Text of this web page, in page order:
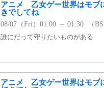
アニメ 乙女ゲー世界はモ
きでしてね
08/07（Fri）01:00 ～ 01:30 （BS
誰にだって守りたいものがある
アニメ 乙女ゲー世界はモ